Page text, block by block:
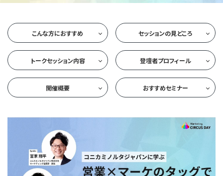
こんな方におすすめ セッションの見どころ
トークセッション内容 登壇者プロフィール
開催概要 おすすめセミナー